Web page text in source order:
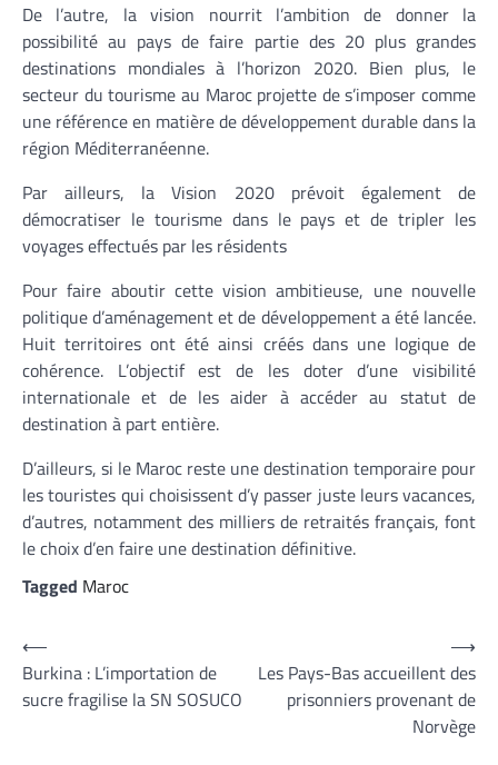
De l’autre, la vision nourrit l’ambition de donner la
possibilité au pays de faire partie des 20 plus grandes
destinations mondiales à l’horizon 2020. Bien plus, le
secteur du tourisme au Maroc projette de s’imposer comme
une référence en matière de développement durable dans la
région Méditerranéenne.
Par ailleurs, la Vision 2020 prévoit également de
démocratiser le tourisme dans le pays et de tripler les
voyages effectués par les résidents
Pour faire aboutir cette vision ambitieuse, une nouvelle
politique d’aménagement et de développement a été lancée.
Huit territoires ont été ainsi créés dans une logique de
cohérence. L’objectif est de les doter d’une visibilité
internationale et de les aider à accéder au statut de
destination à part entière.
D’ailleurs, si le Maroc reste une destination temporaire pour
les touristes qui choisissent d’y passer juste leurs vacances,
d’autres, notamment des milliers de retraités français, font
le choix d’en faire une destination définitive.
Tagged Maroc
Navigation
de
l’article
⟵
Burkina : L’importation de
sucre fragilise la SN SOSUCO
Les Pays-Bas accueillent des
prisonniers provenant de
Norvège
⟶